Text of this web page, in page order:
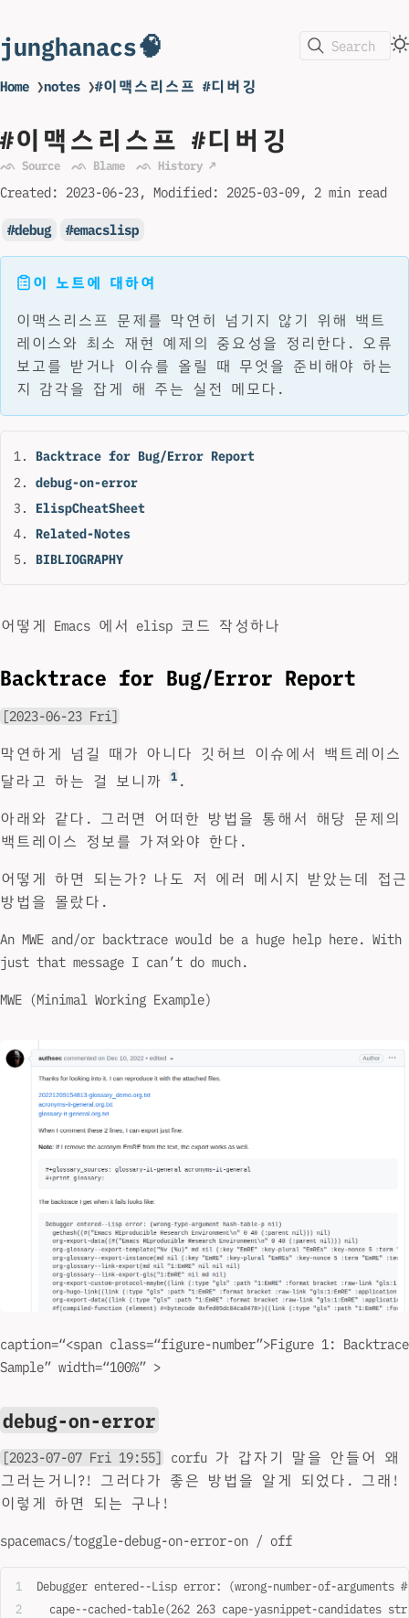
junghanacs🧠 Search
Home ❯notes ❯#이맥스리스프 #디버깅
#이맥스리스프 #디버깅
ᨒ Source ᨒ Blame ᨒ History ↗
Created: 2023-06-23 Modified: 2025-03-09 2 min read
debug emacslisp
이 노트에 대하여
이맥스리스프 문제를 막연히 넘기지 않기 위해 백트
레이스와 최소 재현 예제의 중요성을 정리한다. 오류
보고를 받거나 이슈를 올릴 때 무엇을 준비해야 하는
지 감각을 잡게 해 주는 실전 메모다.
Backtrace for Bug/Error Report
debug-on-error
ElispCheatSheet
Related-Notes
BIBLIOGRAPHY
어떻게 Emacs 에서 elisp 코드 작성하나
Backtrace for Bug/Error Report
[2023-06-23 Fri]
막연하게 넘길 때가 아니다 깃허브 이슈에서 백트레이스
달라고 하는 걸 보니까
1 .
아래와 같다. 그러면 어떠한 방법을 통해서 해당 문제의
백트레이스 정보를 가져와야 한다.
어떻게 하면 되는가? 나도 저 에러 메시지 받았는데 접근
방법을 몰랐다.
An MWE and/or backtrace would be a huge help here. With
just that message I can’t do much.
MWE (Minimal Working Example)
caption=“<span class=“figure-number”>Figure 1: Backtrace
Sample” width=“100%” >
debug-on-error
[2023-07-07 Fri 19:55]
corfu 가 갑자기 말을 안들어 왜
그러는거니?! 그러다가 좋은 방법을 알게 되었다. 그래!
이렇게 하면 되는 구나!
spacemacs/toggle-debug-on-error-on / off
Debugger entered--Lisp error: (wrong-number-of-arguments
cape--cached-table(262 263 cape-yasnippet-candidates